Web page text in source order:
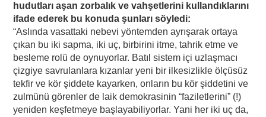
hudutları aşan zorbalık ve vahşetlerini kullandıklarını
ifade ederek bu konuda şunları söyledi:
“Aslında vasattaki nebevi yöntemden ayrışarak ortaya
çıkan bu iki sapma, iki uç, birbirini itme, tahrik etme ve
besleme rolü de oynuyorlar. Batıl sistem içi uzlaşmacı
çizgiye savrulanlara kızanlar yeni bir ilkesizlikle ölçüsüz
tekfir ve kör şiddete kayarken, onların bu kör şiddetini ve
zulmünü görenler de laik demokrasinin “faziletlerini” (!)
yeniden keşfetmeye başlayabiliyorlar. Yani her iki uç da,